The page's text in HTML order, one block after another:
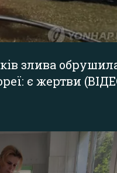
злива
є жертви